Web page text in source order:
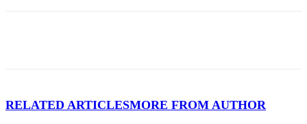
RELATED ARTICLESMORE FROM AUTHOR